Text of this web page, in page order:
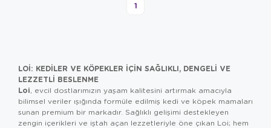
1
LOI: KEDILER VE KÖPEKLER İÇIN SAĞLIKLI, DENGELI VE
LEZZETLI BESLENME
Loi, evcil dostlarımızın yaşam kalitesini artırmak amacıyla
bilimsel veriler ışığında formüle edilmiş kedi ve köpek mamaları
sunan premium bir markadır. Sağlıklı gelişimi destekleyen
zengin içerikleri ve iştah açan lezzetleriyle öne çıkan Loi; hem